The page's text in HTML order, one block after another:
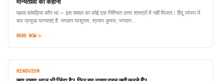
मान्यताओं की कहानी
पहला कांवड़िया कौन था — इस सवाल का कोई एक निश्चित उत्तर शास्त्रों में नहीं मिलता। हिंदू परंपरा में
चार प्रमुख मान्यताएं हैं: भगवान परशुराम, श्रवण कुमार, भगवान…
READ NOW
HINDUISM